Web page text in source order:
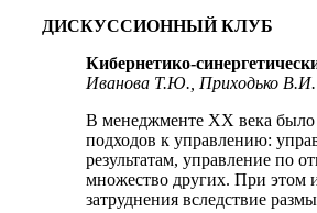
ДИСКУССИОННЫЙ КЛУБ
Кибернетико-
Иванова Т.Ю., Приходько В.И.
В менеджменте ХХ века было
подходов к управлению:
результатам, управление по
множество других. При этом
затруднения вследствие